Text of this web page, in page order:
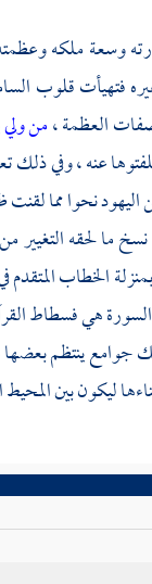
وسعة ملكه
قلوب
العظمة ،من ولي
عنه ، وفي ذلك
اليهود نحوا مما
ما لحقه التغيير
الخطاب
هي فسطاط
جوامع ينتظم بعضها
ليكون بين